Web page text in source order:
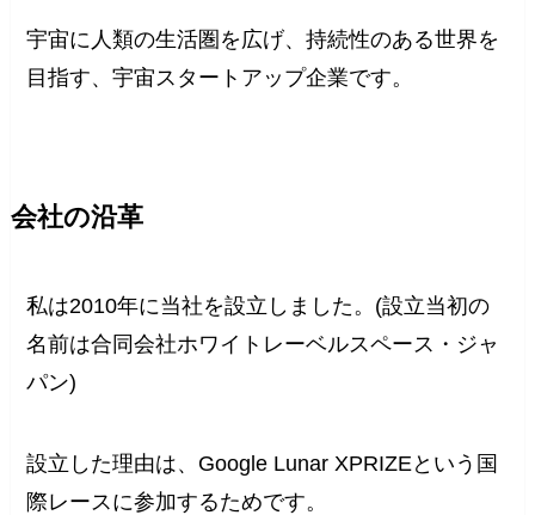
宇宙に人類の生活圏を広げ、持続性のある世界を
目指す、宇宙スタートアップ企業です。
会社の沿革
私は2010年に当社を設立しました。(設立当初の
名前は合同会社ホワイトレーベルスペース・ジャ
パン)
設立した理由は、Google Lunar XPRIZEという国
際レースに参加するためです。